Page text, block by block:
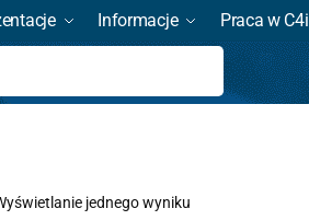
Informacje Praca w C4i
Szukaj
jednego wyniku